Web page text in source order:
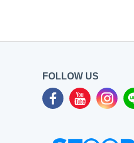
FOLLOW US